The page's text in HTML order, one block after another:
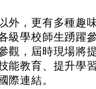
外，更有多種趣
級學校師生踴躍
觀，屆時現場將
能教育、提升學
際連結。